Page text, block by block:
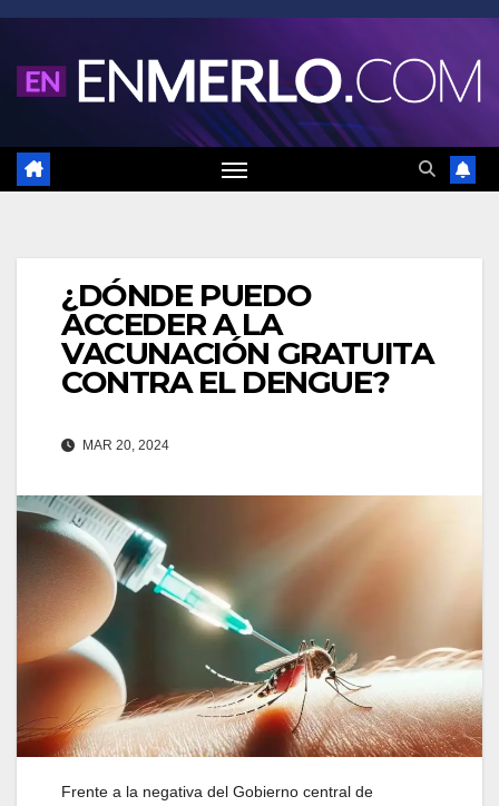
Saltar
contenido
¿DÓNDE PUEDO
ACCEDER A LA
VACUNACIÓN GRATUITA
CONTRA EL DENGUE?
MAR 20, 2024
Frente a la negativa del Gobierno central de